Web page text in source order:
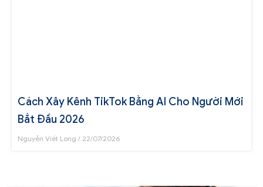
Cách Xây Kênh TikTok Bằng AI Cho Người Mới
Bắt Đầu 2026
Nguyễn Viết Long 22/07/2026